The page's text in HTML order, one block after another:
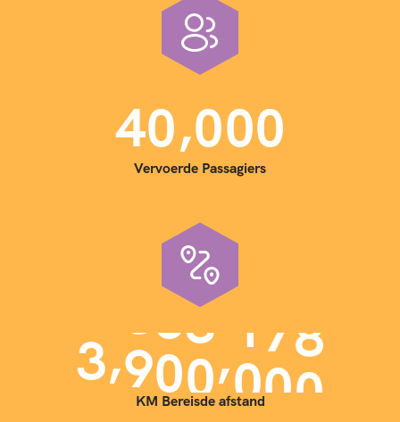
40,000
Vervoerde Passagiers
3,900,000
KM Bereisde afstand